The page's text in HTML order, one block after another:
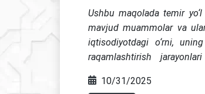
Ushbu maqolada temir
mavjud muammolar va
iqtisodiyotdagi o‘rni,
raqamlashtirish
10/31/2025